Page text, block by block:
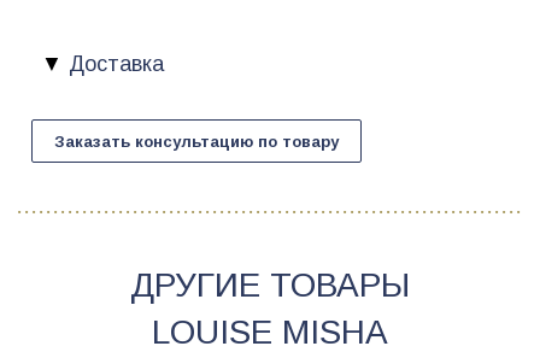
Доставка
Заказать консультацию по товару
ДРУГИЕ ТОВАРЫ
LOUISE MISHA